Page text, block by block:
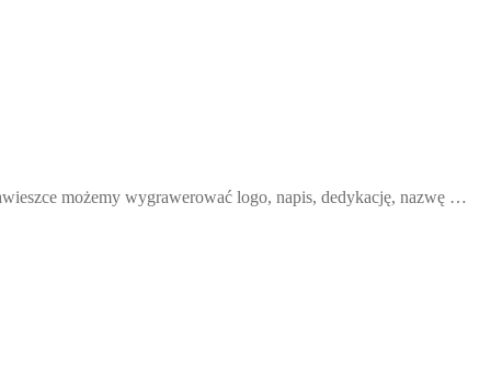
możemy wygrawerować logo, napis, dedykację, nazwę …